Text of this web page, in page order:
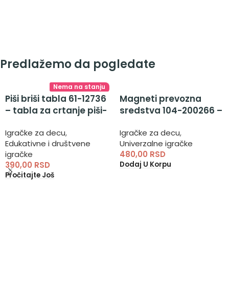
Predlažemo da pogledate
Nema na stanju
Piši briši tabla 61-12736
– tabla za crtanje piši-
Igračke za decu,
Edukativne i društvene
igračke
390,00 RSD
Pročitajte Još
Magneti prevozna
sredstva 104-200266 –
Igračke za decu,
Univerzalne igračke
480,00 RSD
Dodaj U Korpu